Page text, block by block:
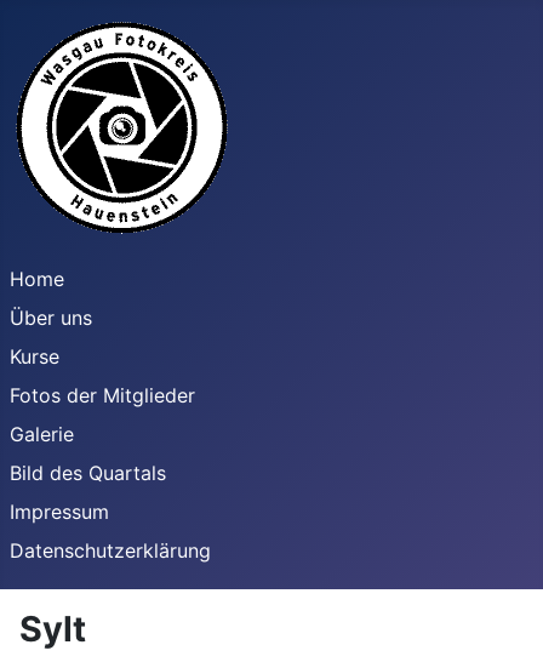
Home
Über uns
Kurse
Fotos der Mitglieder
Galerie
Bild des Quartals
Impressum
Datenschutzerklärung
Sylt